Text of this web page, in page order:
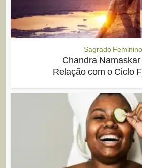
Sagrado Feminino
Chandra Namaskar
Relação com o Ciclo